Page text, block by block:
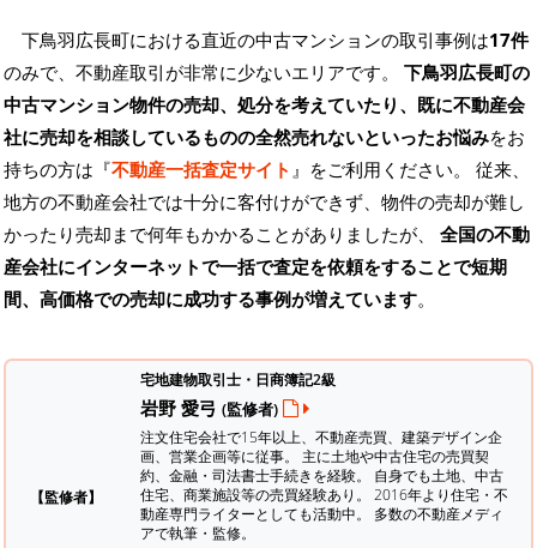
下鳥羽広長町における直近の中古マンションの取引事例は17件
のみで、不動産取引が非常に少ないエリアです。 下鳥羽広長町の
中古マンション物件の売却、処分を考えていたり、既に不動産会
社に売却を相談しているものの全然売れないといったお悩みをお
持ちの方は『不動産一括査定サイト 』をご利用ください。 従来、
地方の不動産会社では十分に客付けができず、物件の売却が難し
かったり売却まで何年もかかることがありましたが、 全国の不動
産会社にインターネットで一括で査定を依頼をすることで短期
間、高価格での売却に成功する事例が増えています。
【監修者】
宅地建物取引士・日商簿記2級
岩野 愛弓 (監修者)
注文住宅会社で15年以上、不動産売買、建築デザイン企
画、営業企画等に従事。 主に土地や中古住宅の売買契
約、金融・司法書士手続きを経験。 自身でも土地、中古
住宅、商業施設等の売買経験あり。 2016年より住宅・不
動産専門ライターとしても活動中。 多数の不動産メディ
アで執筆・監修。